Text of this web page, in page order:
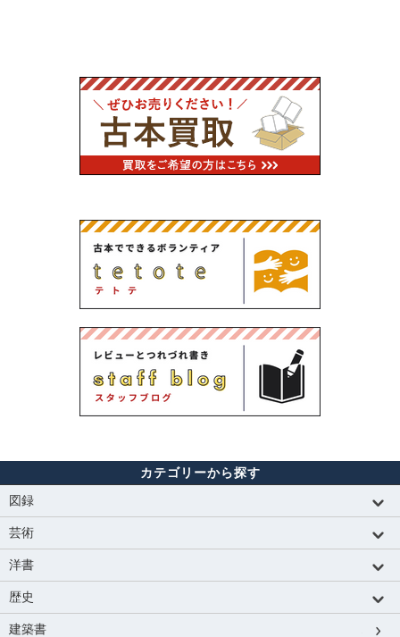
カテゴリーから探す
図録
芸術
洋書
歴史
建築書